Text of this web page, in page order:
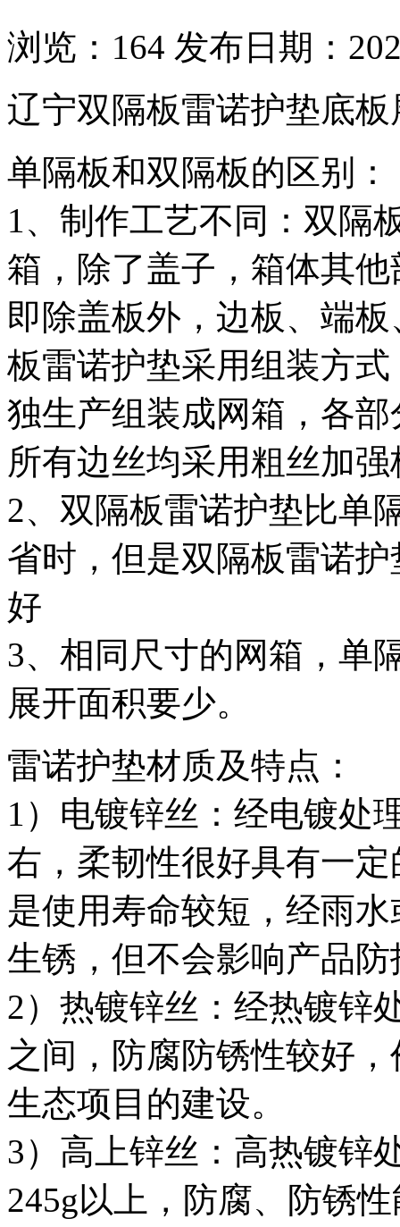
浏览： 164 发布日期：
辽宁双隔板雷诺护垫底
单隔板和双隔板的区别：
1、制作工艺不同：双隔
箱，除了盖子，箱体其
即除盖板外，边板、端
板雷诺护垫采用组装方
独生产组装成网箱，各
所有边丝均采用粗丝加
2、双隔板雷诺护垫比单
省时，但是双隔板雷诺
好
3、相同尺寸的网箱，单
展开面积要少。
雷诺护垫材质及特点：
1 ）电镀锌丝：经电镀处
右，柔韧性很好具有一
是使用寿命较短，经雨
生锈，但不会影响产品
2）热镀锌丝：经热镀锌
之间，防腐防锈性较好
生态项目的建设。
3）高上锌丝：高热镀锌
245g以上，防腐、防锈